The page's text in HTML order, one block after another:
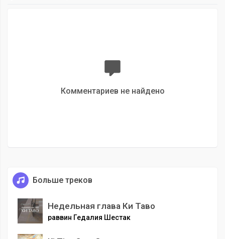
Комментариев не найдено
Больше треков
Недельная глава Ки Таво
раввин Гедалия Шестак